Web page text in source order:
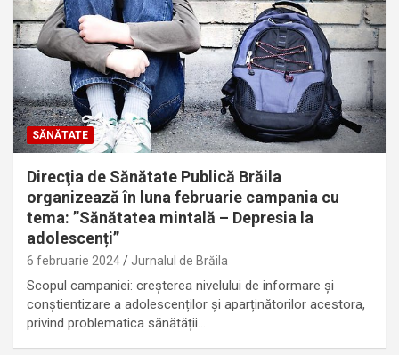
SĂNĂTATE
Direcţia de Sănătate Publică Brăila
organizează în luna februarie campania cu
tema: ”Sănătatea mintală – Depresia la
adolescenți”
6 februarie 2024 Jurnalul de Brăila
Scopul campaniei: creșterea nivelului de informare și
conștientizare a adolescenților și aparținătorilor acestora,
privind problematica sănătății…